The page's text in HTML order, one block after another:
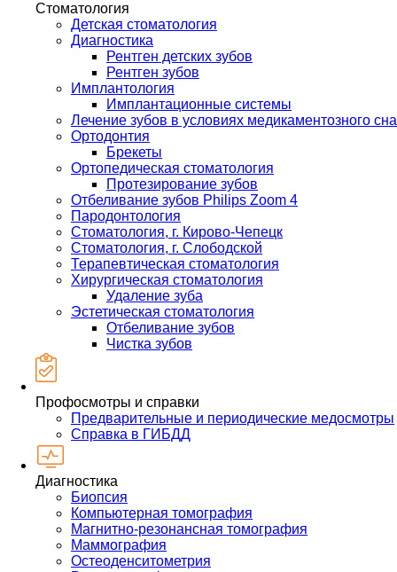
Стоматология
Детская стоматология
Диагностика
Рентген детских зубов
Рентген зубов
Имплантология
Имплантационные системы
Лечение зубов в условиях медикаментозного сна
Ортодонтия
Брекеты
Ортопедическая стоматология
Протезирование зубов
Отбеливание зубов Philips Zoom 4
Пародонтология
Стоматология, г. Кирово-Чепецк
Стоматология, г. Слободской
Терапевтическая стоматология
Хирургическая стоматология
Удаление зуба
Эстетическая стоматология
Отбеливание зубов
Чистка зубов
Профосмотры и справки
Предварительные и периодические медосмотры
Справка в ГИБДД
Диагностика
Биопсия
Компьютерная томография
Магнитно-резонансная томография
Маммография
Остеоденситометрия